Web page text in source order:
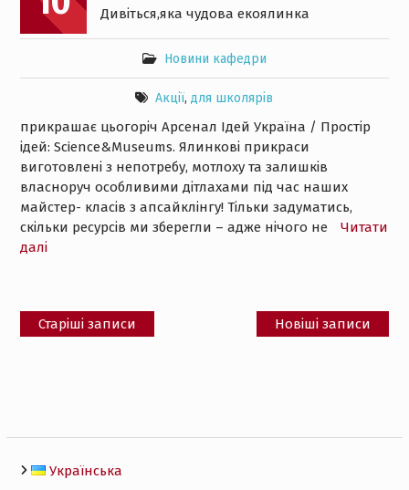
Новини кафедри
Акції,для школярів
Дивіться,яка чудова екоялинка
прикрашає цьогоріч Арсенал Ідей Україна / Простір
ідей: Science&Museums. Ялинкові прикраси
виготовлені з непотребу, мотлоху та залишків
власноруч особливими дітлахами під час наших
майстер- класів з апсайклінгу! Тільки задуматись,
скільки ресурсів ми зберегли – адже нічого не
Читати
далі
Навігація
за
Старіші записи Новіші записи
Українська